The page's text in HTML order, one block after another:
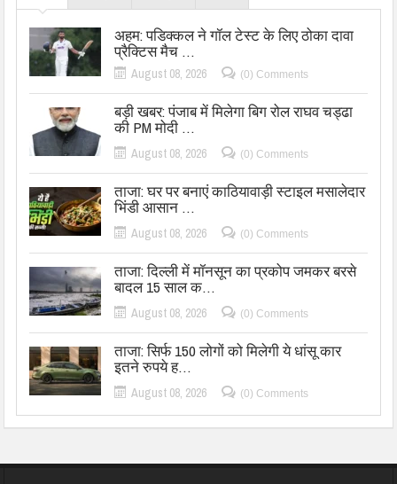
अहम: पडिक्कल ने गॉल टेस्ट के लिए ठोका दावा
प्रैक्टिस मैच …
August 08, 2026 (0) Comments
बड़ी खबर: पंजाब में मिलेगा बिग रोल राघव चड्ढा
की PM मोदी …
August 08, 2026 (0) Comments
ताजा: घर पर बनाएं काठियावाड़ी स्टाइल मसालेदार
भिंडी आसान …
August 08, 2026 (0) Comments
ताजा: दिल्ली में मॉनसून का प्रकोप जमकर बरसे
बादल 15 साल क…
August 08, 2026 (0) Comments
ताजा: सिर्फ 150 लोगों को मिलेगी ये धांसू कार
इतने रुपये ह…
August 08, 2026 (0) Comments